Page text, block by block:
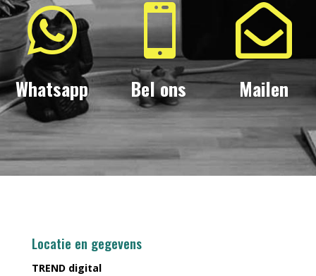

Whatsapp

Bel ons

Mailen
Locatie en gegevens
TREND digital